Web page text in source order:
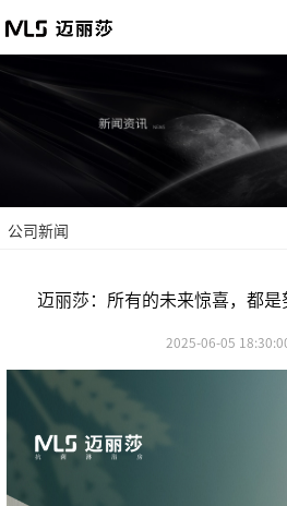
公司新闻
迈丽莎：所有的未来惊喜，都
2025-06-05